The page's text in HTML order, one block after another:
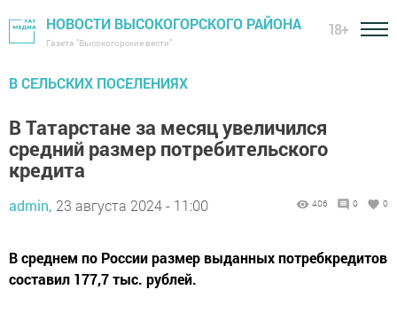
НОВОСТИ ВЫСОКОГОРСКОГО РАЙОНА
Газета "Высокогорские вести"
18+
В СЕЛЬСКИХ ПОСЕЛЕНИЯХ
В Татарстане за месяц увеличился
средний размер потребительского
кредита
admin, 23 августа 2024 - 11:00 406 0 0
В среднем по России размер выданных потребкредитов
составил 177,7 тыс. рублей.